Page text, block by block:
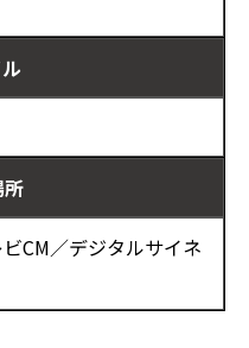
CM／デジタルサイネ